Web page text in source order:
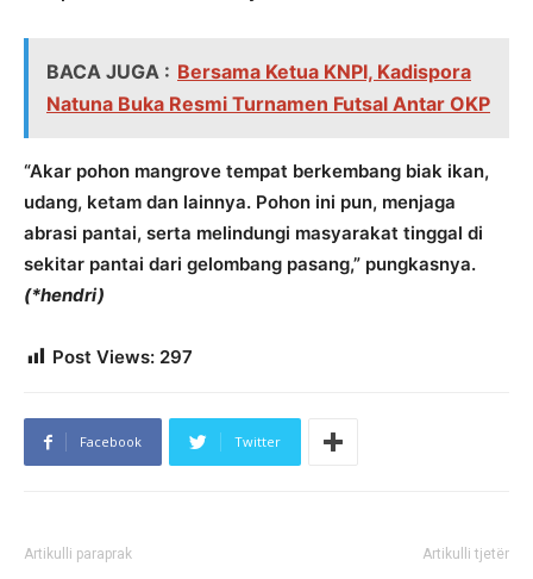
BACA JUGA : Bersama Ketua KNPI, Kadispora
Natuna Buka Resmi Turnamen Futsal Antar OKP
“Akar pohon mangrove tempat berkembang biak ikan,
udang, ketam dan lainnya. Pohon ini pun, menjaga
abrasi pantai, serta melindungi masyarakat tinggal di
sekitar pantai dari gelombang pasang,” pungkasnya.
(*hendri)
Post Views: 297
Facebook Twitter
Artikulli paraprak Artikulli tjetër